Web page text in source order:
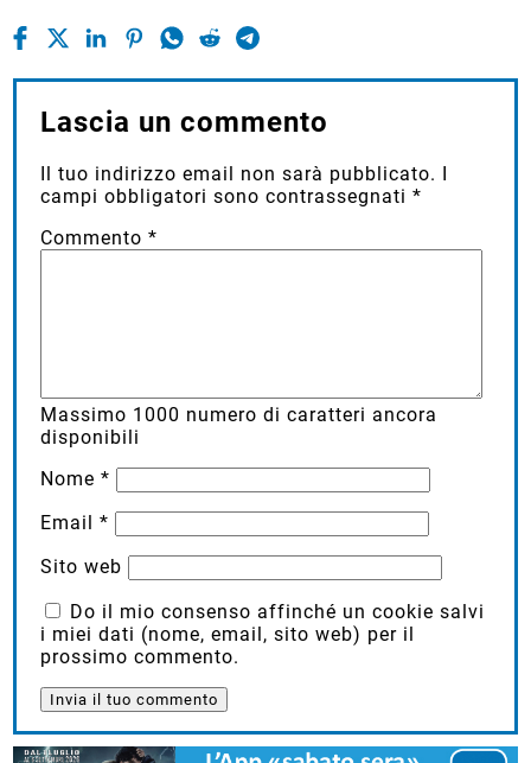
Lascia un commento
Il tuo indirizzo email non sarà pubblicato. I
campi obbligatori sono contrassegnati*
Commento*
Massimo 1000 numero di caratteri ancora
disponibili
Nome*
Email*
Sito web
Do il mio consenso affinché un cookie salvi
i miei dati (nome, email, sito web) per il
prossimo commento.